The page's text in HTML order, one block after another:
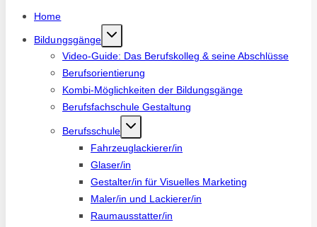
Home
Bildungsgänge
Video-Guide: Das Berufskolleg & seine Abschlüsse
Berufsorientierung
Kombi-Möglichkeiten der Bildungsgänge
Berufsfachschule Gestaltung
Berufsschule
Fahrzeuglackierer/in
Glaser/in
Gestalter/in für Visuelles Marketing
Maler/in und Lackierer/in
Raumausstatter/in